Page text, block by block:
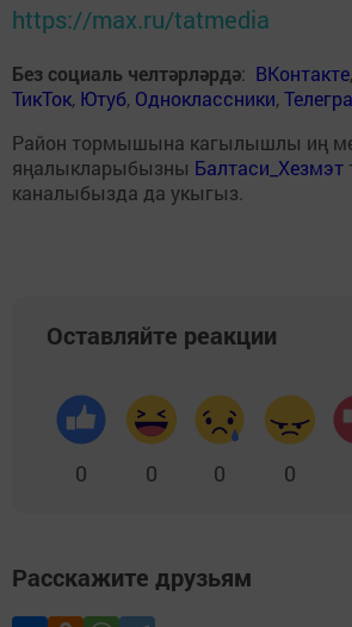
https://max.ru/tatmedia
Без социаль челтәрләрдә: ВКонтакте,
ТикТок, Ютуб, Одноклассники,
Район тормышына кагылышлы иң
яңалыкларыбызны Балтаси_Хезмэт
каналыбызда да укыгыз.
Оставляйте реакции
0 0 0 0
Расскажите друзьям